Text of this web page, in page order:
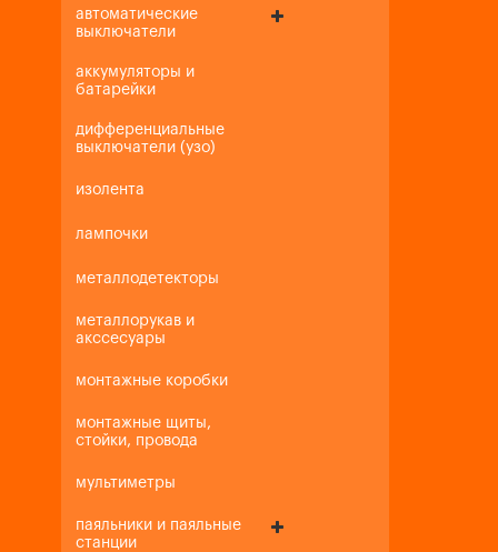
автоматические
выключатели
аккумуляторы и
батарейки
дифференциальные
выключатели (узо)
изолента
лампочки
металлодетекторы
металлорукав и
акссесуары
монтажные коробки
монтажные щиты,
стойки, провода
мультиметры
паяльники и паяльные
станции